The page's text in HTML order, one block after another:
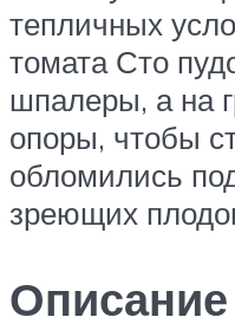
тепличных
томата Сто
шпалеры, а на
опоры, чтобы
обломились
зреющих
Описание